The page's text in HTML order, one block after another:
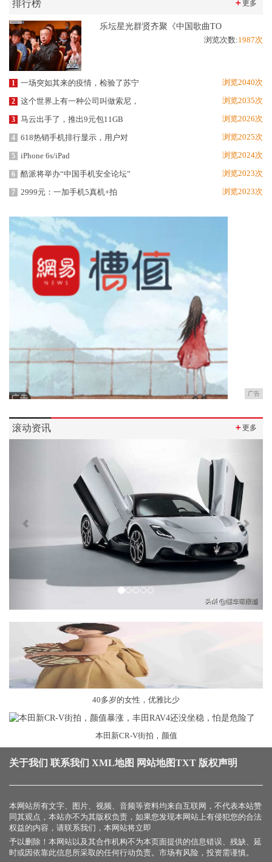
排行榜 ＋更多
乐坛星光群贤齐聚《中国歌曲TO
浏览次数:1987次
1 一场突如其来的疫情，检验了苏宁 浏览2040次
2 这个世界上有一种公司叫做索尼， 浏览2035次
3 马云出手了，推出9元包11GB 浏览2026次
4 618热销手机排行显示，用户对 浏览2025次
5 iPhone 6s/iPad 浏览2024次
6 酷派将举办“中国手机安全论坛” 浏览2023次
7 2999元：一加手机5真机+拍 浏览2023次
广告
滚动资讯 ＋更多
40多岁的女性，优雅比少
本田新CR-V街拍，颜值
关于我们 联系我们 XML地图 网站地图TXT 版权声明
本网站所有文字、图片、视频、音频等资料均来自互联网，不代表本站赞
同其观点，本站亦不为其版权负责，如果您发现本网站上有侵犯您的合法
权益的内容，请联系我们，本网站将立即
予以删除！本网站以及其合作机构不为本页面提供的信息错误、残缺、延
时或因依靠此信息所采取的任何行动负责。市场有风险，投资需谨慎。